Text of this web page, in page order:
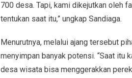
700 desa. Tapi, kami dikejutkan oleh
tentukan saat itu,” ungkap Sandiaga.
Menurutnya, melalui ajang tersebut
menyimpan banyak potensi. “Saat itu
desa wisata bisa menggerakkan